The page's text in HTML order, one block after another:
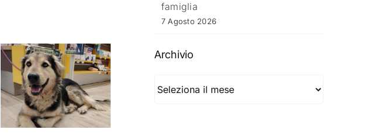
famiglia
7 Agosto 2026
Archivio